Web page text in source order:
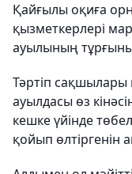
Қайғылы оқиға
қызметкерлері
ауылының
Тәртіп сақшылары
ауылдасы өз
кешке үйінде
қойып өлтіргенін